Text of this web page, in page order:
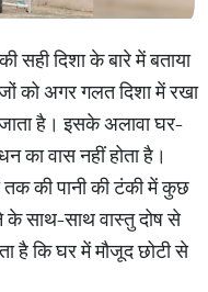
सही दिशा के बारे में बताया
को अगर गलत दिशा में रखा
है। इसके अलावा घर-
का वास नहीं होता है।
की पानी की टंकी में कुछ
साथ-साथ वास्तु दोष से
है कि घर में मौजूद छोटी से